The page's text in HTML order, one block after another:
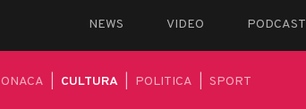
NEWS VIDEO PODCAST
CULTURA POLITICA SPORT